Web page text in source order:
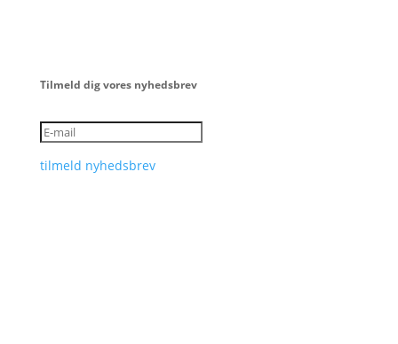
Tilmeld dig vores nyhedsbrev
tilmeld nyhedsbrev